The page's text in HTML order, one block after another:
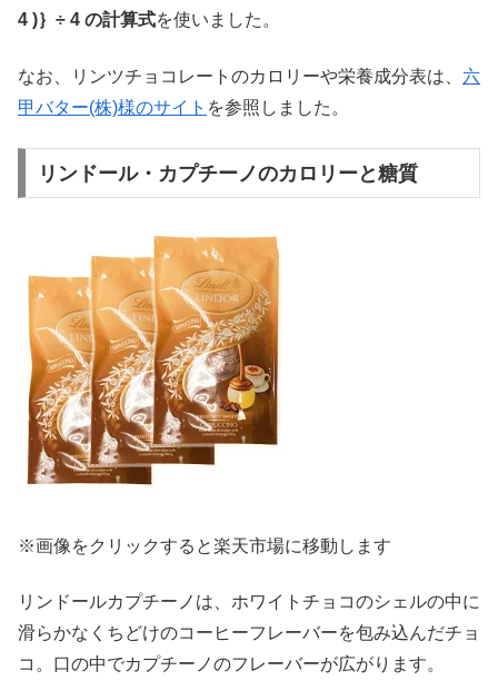
4 )｝÷ 4 の計算式を使いました。
なお、リンツチョコレートのカロリーや栄養成分表は、 六
甲バター(株)様のサイト を参照しました。
リンドール・カプチーノのカロリーと糖質
※画像をクリックすると楽天市場に移動します
リンドールカプチーノは、ホワイトチョコのシェルの中に
滑らかなくちどけのコーヒーフレーバーを包み込んだチョ
コ。口の中でカプチーノのフレーバーが広がります。